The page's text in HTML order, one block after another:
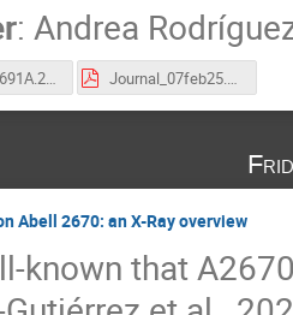
: Andrea
2024A&A...691A.286D.pdf Journal_07feb25.pdf
Abell 2670: an X-Ray overview
known that